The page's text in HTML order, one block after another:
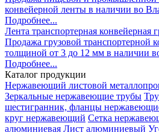
конвейерной ленты в наличии во
Подробнее...
Лента транспортерная конвейерная
Продажа грузовой транспортерной
толщиной от 3 до 12 мм в наличии
Подробнее...
Каталог продукции
Нержавеющий листовой
Зеркальные нержавеющие трубы
шестигранник, фланцы
круг нержавеющий Сетка
алюминиевая Лист алюминиевый